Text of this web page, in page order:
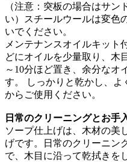
（注意：突板の場合はサン
い）
スチールウールは変色
いでください。
メンテナンスオイルキット
どにオイルを少量取り、木
～10分ほど置き、余分なオ
す。
しっかりと乾かし、
からご使用ください。
日常のクリーニングとお手
ソープ仕上げは、木材の美
げです。日常のクリーニン
で、木目に沿って乾拭きを